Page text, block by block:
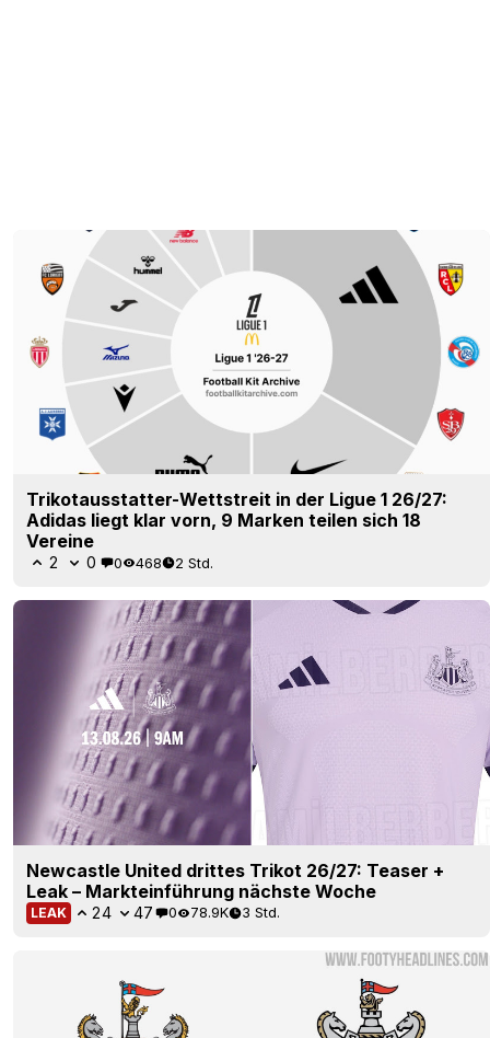
Trikotausstatter-Wettstreit in der Ligue 1 26/27:
Adidas liegt klar vorn, 9 Marken teilen sich 18
Vereine
2 0 0 468 2 Std.
Newcastle United drittes Trikot 26/27: Teaser +
Leak – Markteinführung nächste Woche
LEAK 24 47 0 78.9K 3 Std.